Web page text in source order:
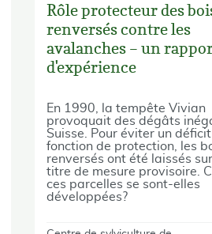
Rôle protecteur des
renversés contre les
avalanches – un
d'expérience
En 1990, la tempête Vivian
provoquait des dégâts
Suisse. Pour éviter un
fonction de protection, les
renversés ont été laissés
titre de mesure provisoire.
ces parcelles se sont-elles
développées?